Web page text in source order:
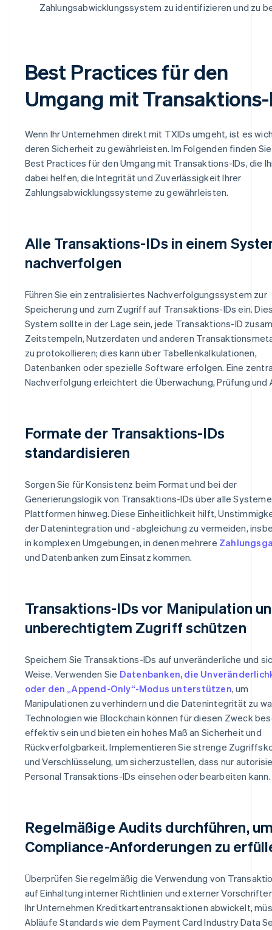
Zahlungsabwicklungssystem zu identifizieren und zu
Best Practices für den
Umgang mit
Wenn Ihr Unternehmen direkt mit TXIDs umgeht, ist es
deren Sicherheit zu gewährleisten. Im Folgenden finden
Best Practices für den Umgang mit Transaktions-IDs, die
dabei helfen, die Integrität und Zuverlässigkeit Ihrer
Zahlungsabwicklungssysteme zu gewährleisten.
Alle Transaktions-IDs in einem
nachverfolgen
Führen Sie ein zentralisiertes Nachverfolgungssystem zur
Speicherung und zum Zugriff auf Transaktions-IDs ein.
System sollte in der Lage sein, jede Transaktions-ID
Zeitstempeln, Nutzerdaten und anderen
zu protokollieren; dies kann über Tabellenkalkulationen,
Datenbanken oder spezielle Software erfolgen. Eine
Nachverfolgung erleichtert die Überwachung, Prüfung und
Formate der Transaktions-IDs
standardisieren
Sorgen Sie für Konsistenz beim Format und bei der
Generierungslogik von Transaktions-IDs über alle
Plattformen hinweg. Diese Einheitlichkeit hilft,
der Datenintegration und -abgleichung zu vermeiden,
in komplexen Umgebungen, in denen mehrere
und Datenbanken zum Einsatz kommen.
Transaktions-IDs vor Manipulation
unberechtigtem Zugriff schützen
Speichern Sie Transaktions-IDs auf unveränderliche und
Weise. Verwenden Sie Datenbanken, die
oder den „Append-Only“-Modus unterstützen, um
Manipulationen zu verhindern und die Datenintegrität zu
Technologien wie Blockchain können für diesen Zweck
effektiv sein und bieten ein hohes Maß an Sicherheit und
Rückverfolgbarkeit. Implementieren Sie strenge
und Verschlüsselung, um sicherzustellen, dass nur
Personal Transaktions-IDs einsehen oder bearbeiten kann.
Regelmäßige Audits durchführen,
Compliance-Anforderungen zu
Überprüfen Sie regelmäßig die Verwendung von
auf Einhaltung interner Richtlinien und externer
Ihr Unternehmen Kreditkartentransaktionen abwickelt,
Abläufe Standards wie dem Payment Card Industry Data